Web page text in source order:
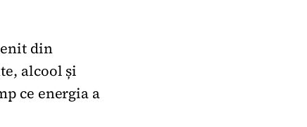
din
alcool și
ce energia a